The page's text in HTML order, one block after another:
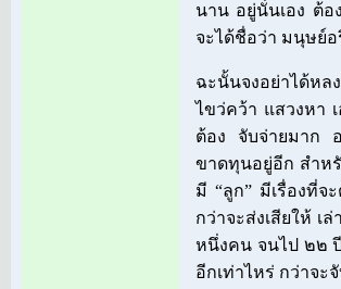
นาน อยู่นั่นเอง ต้อ
จะได้ชื่อว่า มนุษย์
ฉะนั้นจงอย่าได้หล
ไขว่คว้า แสวงหา
ต้อง จับจ่ายมาก
ขาดทุนอยู่อีก สำห
มี “ลูก” มีเรื่องที่จ
กว่าจะส่งเสียให้ เ
หนึ่งคน จนไป ๒๒
อีกเท่าไหร่ กว่าจ